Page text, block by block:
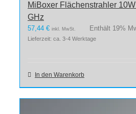
MiBoxer Flächenstrahler
GHz
57,44 € inkl. MwSt. Enthält 19%
Lieferzeit: ca. 3-4 Werktage
In den Warenkorb